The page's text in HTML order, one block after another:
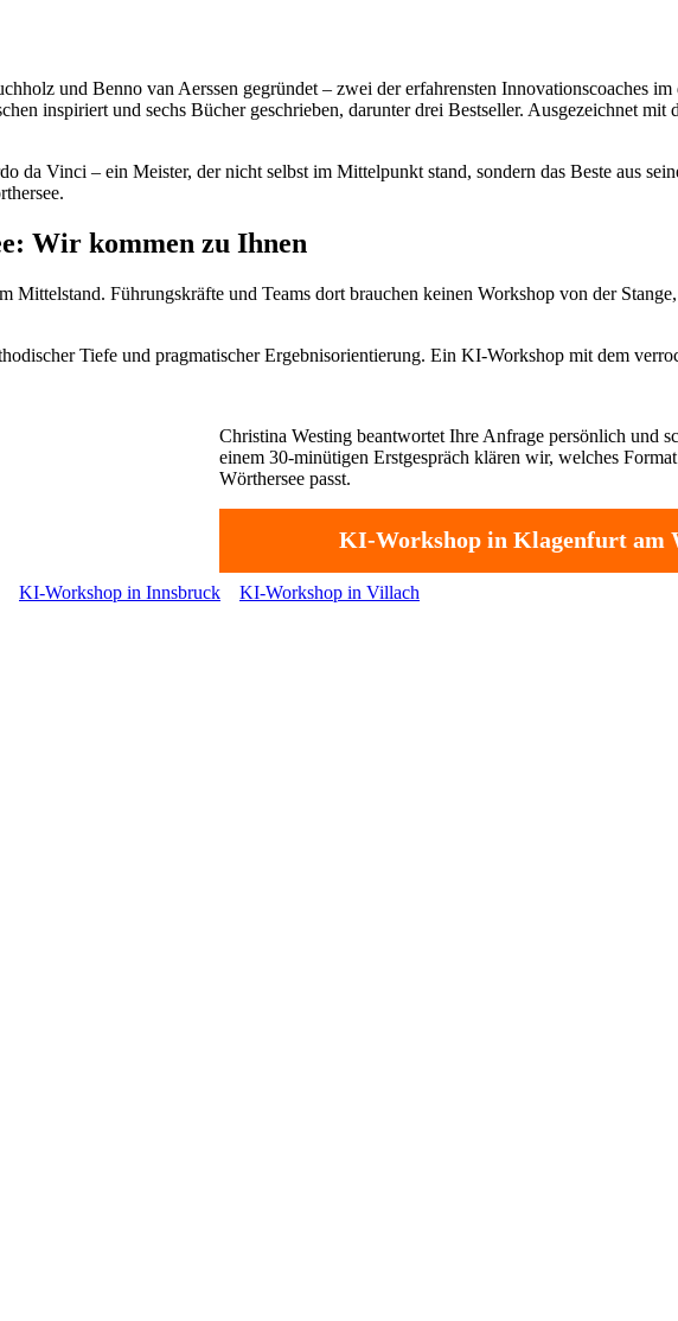
und Benno van Aerssen gegründet – zwei der erfahrensten Innovationscoaches im
inspiriert und sechs Bücher geschrieben, darunter drei Bestseller. Ausgezeichnet mit
Vinci – ein Meister, der nicht selbst im Mittelpunkt stand, sondern das Beste aus
Wir kommen zu Ihnen
Mittelstand. Führungskräfte und Teams dort brauchen keinen Workshop von der
Tiefe und pragmatischer Ergebnisorientierung. Ein KI-Workshop mit dem
Christina Westing beantwortet Ihre Anfrage persönlich und
einem 30-minütigen Erstgespräch klären wir, welches
Wörthersee passt.
KI-Workshop in Klagenfurt am
KI-Workshop in Innsbruck KI-Workshop in Villach